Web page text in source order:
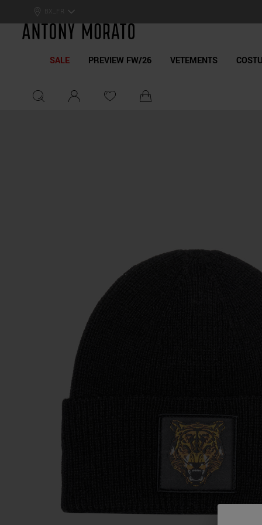
BX_FR
Antony Morato - Official
SALE PREVIEW FW/26 VETEMENTS